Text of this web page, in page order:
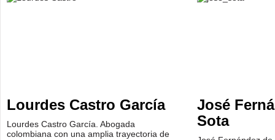
Lourdes Castro García
Lourdes Castro García. Abogada
colombiana con una amplia trayectoria de
José
Sota